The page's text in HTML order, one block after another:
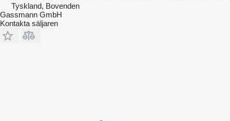
Tyskland, Bovenden
Gassmann GmbH
Kontakta säljaren